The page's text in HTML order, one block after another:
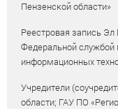
Пензенской области»
Реестровая запись
Федеральной службой
информационных
Учредители
области; ГАУ ПО